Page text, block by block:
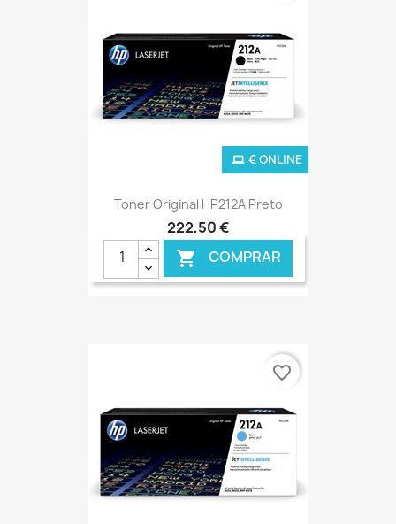
Toner Original HP212A Preto
222,50 €
 COMPRAR
€ ONLINE
favorite_border